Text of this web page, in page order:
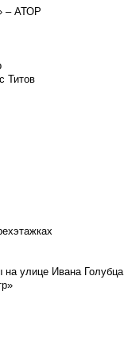
– АТОР
Титов
улице Ивана Голубца